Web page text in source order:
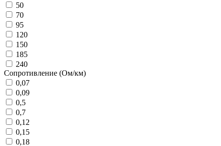
50
70
95
120
150
185
240
Сопротивление (Ом/км)
0,07
0,09
0,5
0,7
0,12
0,15
0,18